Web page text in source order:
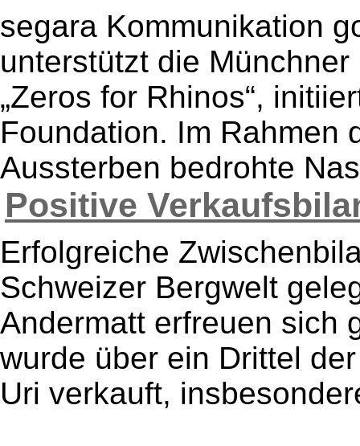
segara Kommunikation
unterstützt die
„Zeros for Rhinos“,
Foundation. Im Rahmen
Aussterben bedrohte
Positive
Erfolgreiche
Schweizer Bergwelt
Andermatt erfreuen sich
wurde über ein Drittel
Uri verkauft,